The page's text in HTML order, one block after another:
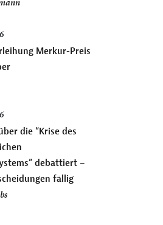
Merkur-Preis
die “Krise des
debattiert –
fällig